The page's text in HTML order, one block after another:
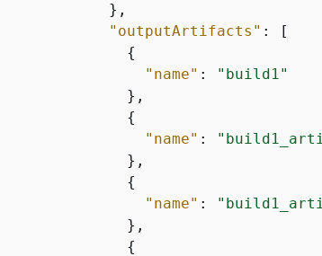
            },
"outputArtifacts" : [
{
"name" :
"build1"
              },
{
"name" :
              },
{
"name" :
              },
{